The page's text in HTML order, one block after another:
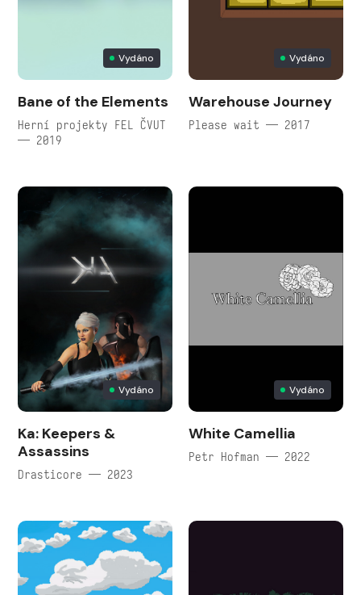
Vydáno
Bane of the Elements
Herní projekty FEL ČVUT
— 2019
Vydáno
Warehouse Journey
Please wait — 2017
Vydáno
Ka: Keepers &
Assassins
Drasticore — 2023
Vydáno
White Camellia
Petr Hofman — 2022